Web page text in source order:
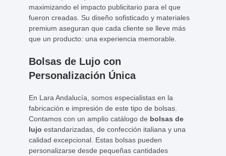
maximizando el impacto publicitario para el que
fueron creadas. Su diseño sofisticado y materiales
premium aseguran que cada cliente se lleve más
que un producto: una experiencia memorable.
Bolsas de Lujo con
Personalización Única
En Lara Andalucía, somos especialistas en la
fabricación e impresión de este tipo de bolsas.
Contamos con un amplio catálogo de bolsas de
lujo estandarizadas, de confección italiana y una
calidad excepcional. Estas bolsas pueden
personalizarse desde pequeñas cantidades